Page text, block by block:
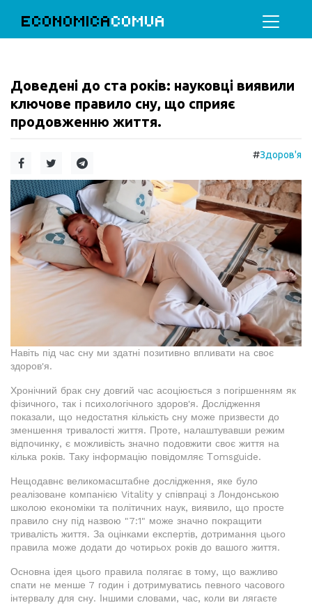
ECONOMICACOMUA
Доведені до ста років: науковці виявили
ключове правило сну, що сприяє
продовженню життя.
#Здоров'я
Навіть під час сну ми здатні позитивно впливати на своє
здоров'я.
Хронічний брак сну довгий час асоціюється з погіршенням як
фізичного, так і психологічного здоров'я. Дослідження
показали, що недостатня кількість сну може призвести до
зменшення тривалості життя. Проте, налаштувавши режим
відпочинку, є можливість значно подовжити своє життя на
кілька років. Таку інформацію повідомляє Тomsguide.
Нещодавнє великомасштабне дослідження, яке було
реалізоване компанією Vitality у співпраці з Лондонською
школою економіки та політичних наук, виявило, що просте
правило сну під назвою "7:1" може значно покращити
тривалість життя. За оцінками експертів, дотримання цього
правила може додати до чотирьох років до вашого життя.
Основна ідея цього правила полягає в тому, що важливо
спати не менше 7 годин і дотримуватись певного часового
інтервалу для сну. Іншими словами, час, коли ви лягаєте